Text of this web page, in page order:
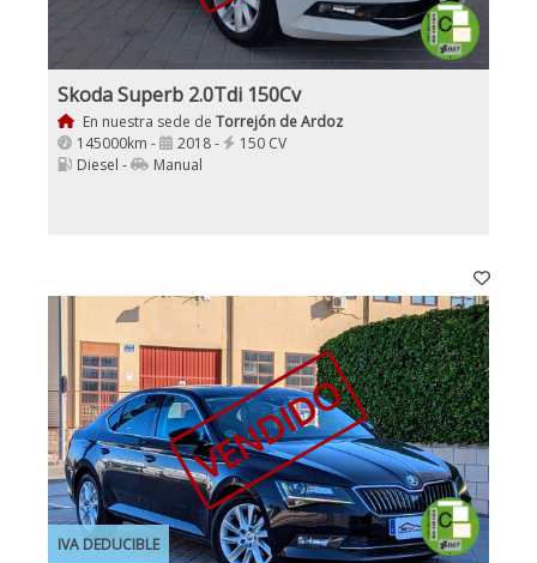
Skoda Superb 2.0Tdi 150Cv
En nuestra sede de Torrejón de Ardoz
145000km -
2018 -
150 CV
Diesel -
Manual
IVA DEDUCIBLE
VENDIDO